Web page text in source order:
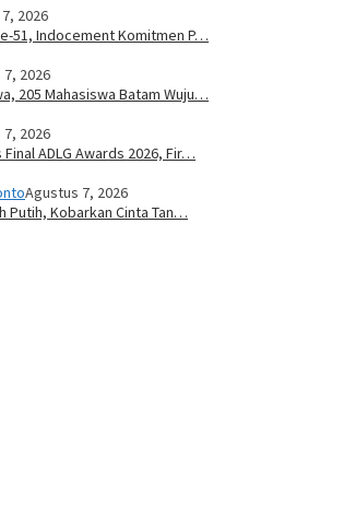
2026
51, Indocement Komitmen P…
2026
205 Mahasiswa Batam Wuju…
2026
ADLG Awards 2026, Fir…
Agustus 7, 2026
Putih, Kobarkan Cinta Tan…